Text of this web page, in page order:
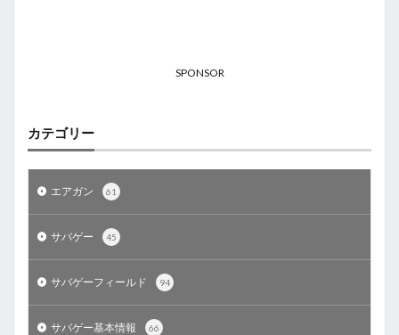
SPONSOR
カテゴリー
エアガン 61
サバゲー 45
サバゲーフィールド 94
サバゲー基本情報 66